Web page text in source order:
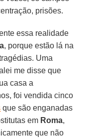
prisões.
essa realidade
, porque estão lá na
Uma
me disse que
casa a
foi vendida cinco
que são enganadas
em Roma,
que não